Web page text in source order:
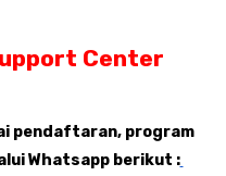
Center
pendaftaran, program
Whatsapp berikut :